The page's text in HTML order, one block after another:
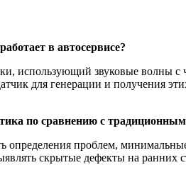
в автосервисе?
использующий звуковые
для генерации и получения
по сравнению с
проблем,
скрытые дефекты на